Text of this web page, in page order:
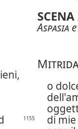
Aspasia
o
1155
di